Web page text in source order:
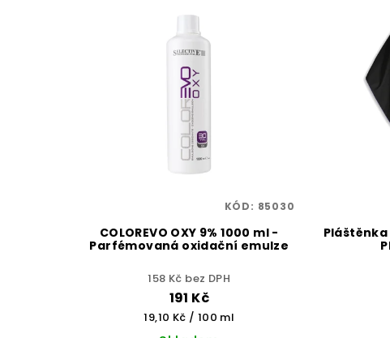
COLOREVO OXY 9% 1000 ml -
Parfémovaná oxidační emulze
158 Kč bez DPH
191 Kč
Měrná
19,10 Kč / 100 ml
KÓD: 85030
Pláštěnka